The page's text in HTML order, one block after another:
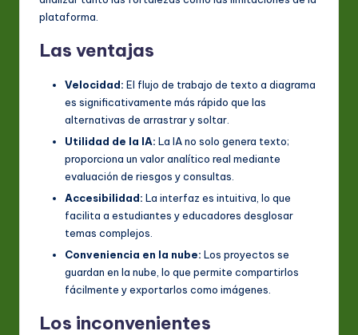
plataforma.
Las ventajas
Velocidad: El flujo de trabajo de texto a diagrama
es significativamente más rápido que las
alternativas de arrastrar y soltar.
Utilidad de la IA: La IA no solo genera texto;
proporciona un valor analítico real mediante
evaluación de riesgos y consultas.
Accesibilidad: La interfaz es intuitiva, lo que
facilita a estudiantes y educadores desglosar
temas complejos.
Conveniencia en la nube: Los proyectos se
guardan en la nube, lo que permite compartirlos
fácilmente y exportarlos como imágenes.
Los inconvenientes